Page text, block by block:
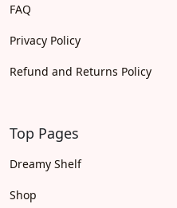
FAQ
Privacy Policy
Refund and Returns Policy
Top Pages
Dreamy Shelf
Shop